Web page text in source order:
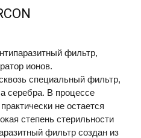
фильтр,
ионов.
специальный фильтр,
серебра. В процессе
не остается
степень стерильности
фильтр создан из